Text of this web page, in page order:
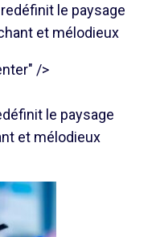
le paysage
et mélodieux
/>
le paysage
et mélodieux